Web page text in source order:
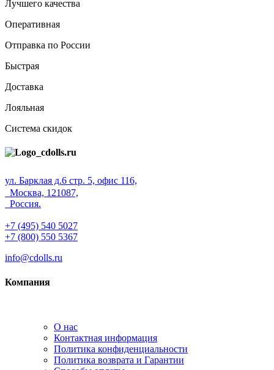
Лучшего качества
Оперативная
Отправка по России
Быстрая
Доставка
Лояльная
Система скидок
ул. Барклая д.6 стр. 5, офис 116,
Москва, 121087,
Россия.
+7 (495) 540 5027
+7 (800) 550 5367
info@cdolls.ru
Компания
О нас
Контактная информация
Политика конфиденциальности
Политика возврата и Гарантии